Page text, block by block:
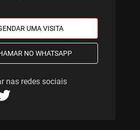
AGENDAR UMA VISITA
NO WHATSAPP
nas redes sociais